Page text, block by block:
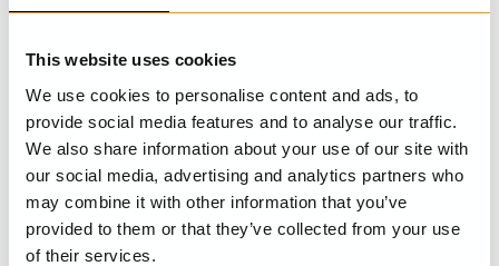
This website uses cookies
We use cookies to personalise content and ads, to
provide social media features and to analyse our traffic.
We also share information about your use of our site with
our social media, advertising and analytics partners who
may combine it with other information that you’ve
provided to them or that they’ve collected from your use
of their services.
Byxor